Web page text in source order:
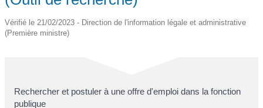
Vérifié le 21/02/2023 - Direction de l'information légale et administrative
(Première ministre)
Rechercher et postuler à une offre d'emploi dans la fonction
publique